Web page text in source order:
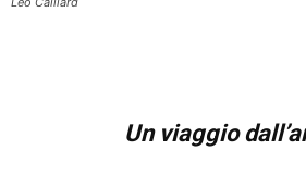
Un viaggio